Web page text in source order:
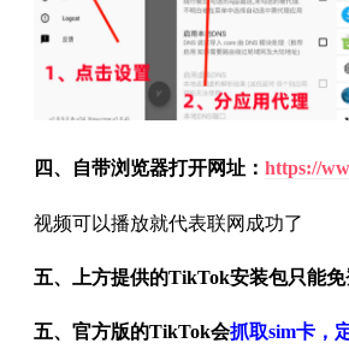
四、自带浏览器打开网址： https://
视频可以播放就代表联网成功了
五、上方提供的TikTok安装包只能免
五、官方版的TikTok会抓取sim卡，